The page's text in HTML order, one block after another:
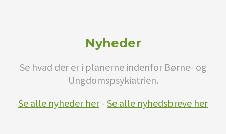
Nyheder
Se hvad der er i planerne indenfor Børne- og
Ungdomspsykiatrien.
Se alle nyheder her- Se alle nyhedsbreve her